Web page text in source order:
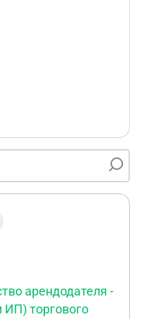
арендодателя -
ИП) торгового